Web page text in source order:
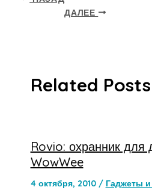
ДАЛЕЕ
Related Posts
Rovio: охранник для
WowWee
4 октября, 2010 / Гаджеты